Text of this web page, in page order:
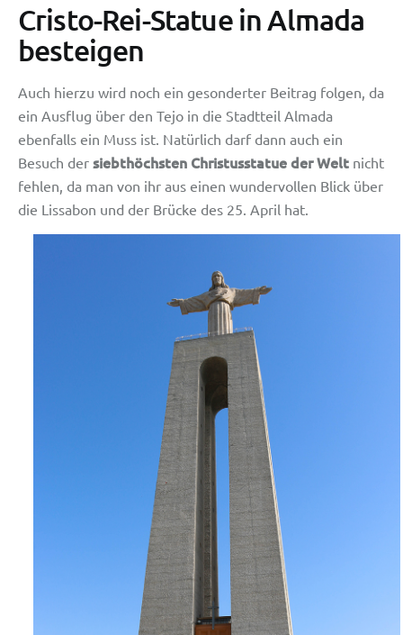
Cristo-Rei-Statue in Almada
besteigen
Auch hierzu wird noch ein gesonderter Beitrag folgen, da
ein Ausflug über den Tejo in die Stadtteil Almada
ebenfalls ein Muss ist. Natürlich darf dann auch ein
Besuch der siebthöchsten Christusstatue der Welt nicht
fehlen, da man von ihr aus einen wundervollen Blick über
die Lissabon und der Brücke des 25. April hat.